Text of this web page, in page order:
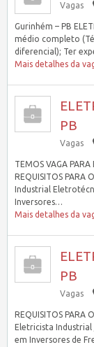
Vagas
Gurinhém – PB
médio completo
diferencial); Ter
Mais detalhes da
PB
Vagas
TEMOS VAGA
REQUISITOS
Industrial
Inversores…
Mais detalhes da
PB
Vagas
REQUISITOS
Eletricista
em Inversores de